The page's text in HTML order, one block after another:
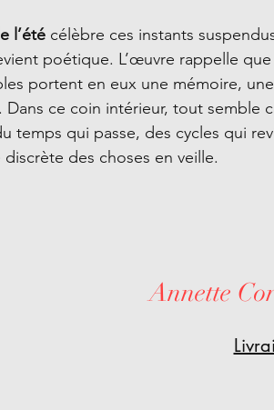
l’été célèbre ces instants
poétique. L’œuvre rappelle
portent en eux une mémoire,
Dans ce coin intérieur, tout semble
temps qui passe, des cycles qui
des choses en veille.
Annette